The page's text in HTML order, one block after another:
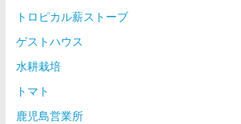
トロピカル薪ストーブ
ゲストハウス
水耕栽培
トマト
鹿児島営業所